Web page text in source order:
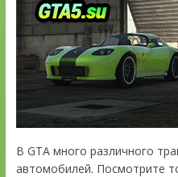
В GTA много различного
автомобилей. Посмотрите